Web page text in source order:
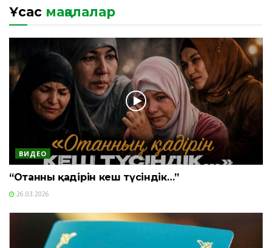
Ұқсас мақалалар
ВИДЕО
“Отанның қадірін кеш түсіндік…”
26.03.2026